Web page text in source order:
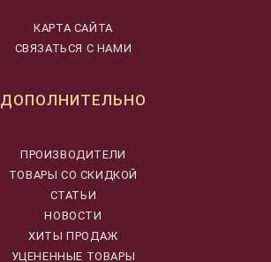
КАРТА САЙТА
СВЯЗАТЬСЯ С НАМИ
ДОПОЛНИТЕЛЬНО
ПРОИЗВОДИТЕЛИ
ТОВАРЫ СО СКИДКОЙ
СТАТЬИ
НОВОСТИ
ХИТЫ ПРОДАЖ
УЦЕНЕННЫЕ ТОВАРЫ